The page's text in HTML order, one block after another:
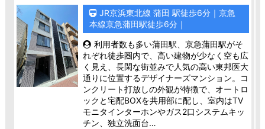
JR京浜東北線 蒲田 駅徒歩6分｜京急
本線京急蒲田駅徒歩6分｜
利用者数も多い蒲田駅、京急蒲田駅がそ
れぞれ徒歩圏内で、高い建物が少なく空も広
く見え、長閑な街並みで人気の高い東邦医大
通りに位置するデザイナーズマンション。コ
ンクリート打放しの外観が特徴で、オートロ
ックと宅配BOXを共用部に配し、室内はTV
モニタインターホンやガス2口システムキッ
チン、独立洗面台…